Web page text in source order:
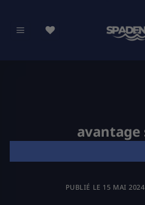
contenu
avantage
PUBLIÉ LE 15 MAI 2024